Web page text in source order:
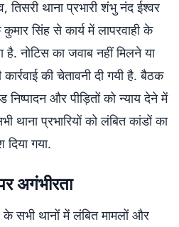
तिसरी थाना प्रभारी शंभु नंद ईश्वर
सिंह से कार्य में लापरवाही के
है. नोटिस का जवाब नहीं मिलने या
की चेतावनी दी गयी है. बैठक
निष्पादन और पीड़ितों को न्याय देने में
थाना प्रभारियों को लंबित कांडों का
दिया गया.
अगंभीरता
सभी थानों में लंबित मामलों और